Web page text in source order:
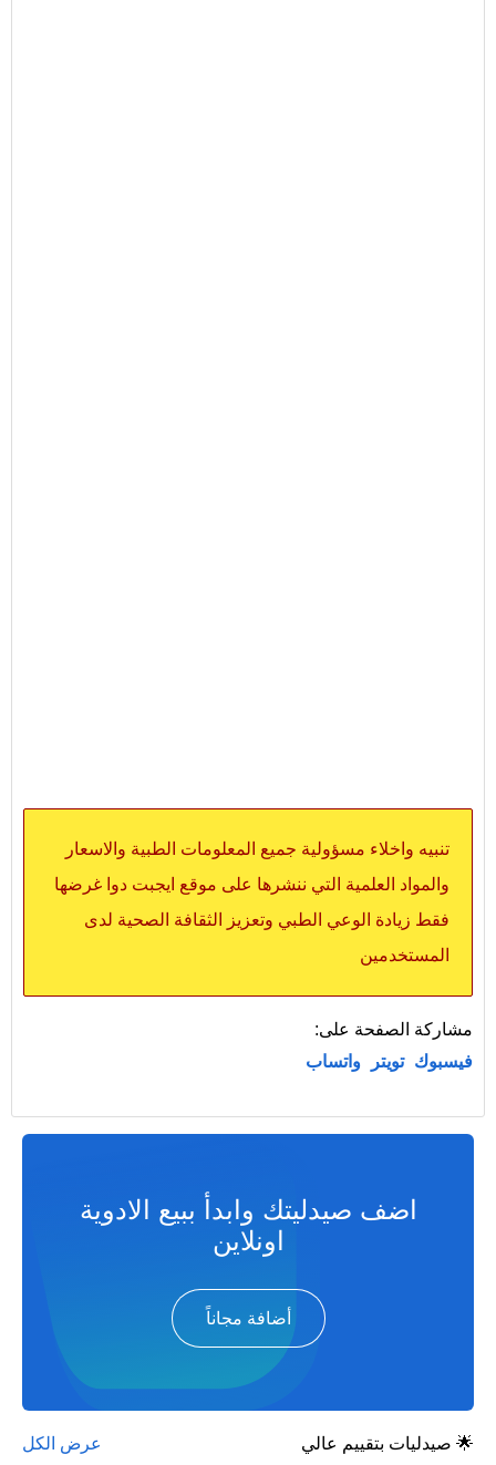
تنبيه واخلاء مسؤولية جميع المعلومات الطبية والاسعار
والمواد العلمية التي ننشرها على موقع ايجبت دوا غرضها
فقط زيادة الوعي الطبي وتعزيز الثقافة الصحية لدى
المستخدمين
مشاركة الصفحة على:
فيسبوك تويتر واتساب
اضف صيدليتك وابدأ ببيع الادوية
اونلاين
أضافة مجاناً
🌟 صيدليات بتقييم عالي عرض الكل